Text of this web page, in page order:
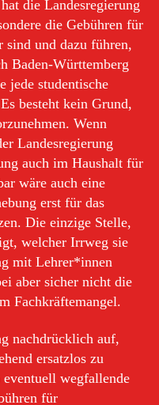
die Landesregierung
die Gebühren für
und dazu führen,
Baden-Württemberg
jede studentische
besteht kein Grund,
Wenn
Landesregierung
auch im Haushalt für
wäre auch eine
erst für das
Die einzige Stelle,
welcher Irrweg sie
mit Lehrer*innen
aber sicher nicht die
Fachkräftemangel.
nachdrücklich auf,
ersatzlos zu
wegfallende
für